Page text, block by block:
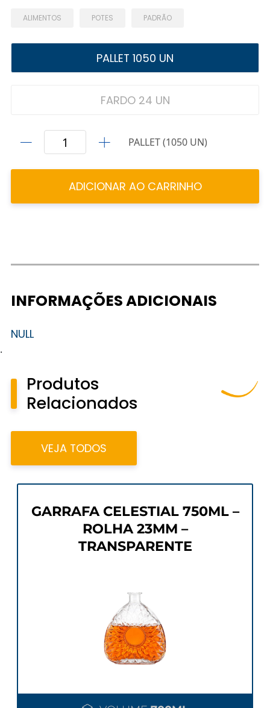
ALIMENTOS POTES PADRÃO
PALLET 1050 UN
FARDO 24 UN
PALLET (1050 UN)
ADICIONAR AO CARRINHO
INFORMAÇÕES ADICIONAIS
NULL
.
Produtos
Relacionados
VEJA TODOS
GARRAFA CELESTIAL 750ML –
ROLHA 23MM –
TRANSPARENTE